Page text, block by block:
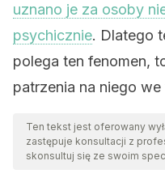
uznano je za osoby
psychicznie. Dlatego
polega ten fenomen,
patrzenia na niego
Ten tekst jest oferowany
zastępuje konsultacji z
skonsultuj się ze swoim